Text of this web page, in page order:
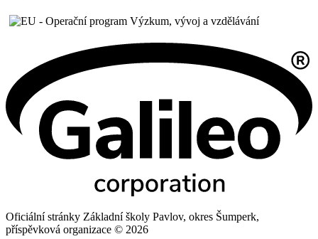
Oficiální stránky Základní školy Pavlov, okres Šumperk,
příspěvková organizace © 2026